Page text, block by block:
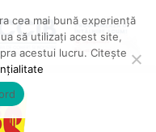
cea mai bună experiență
să utilizați acest site,
acestui lucru. Citește